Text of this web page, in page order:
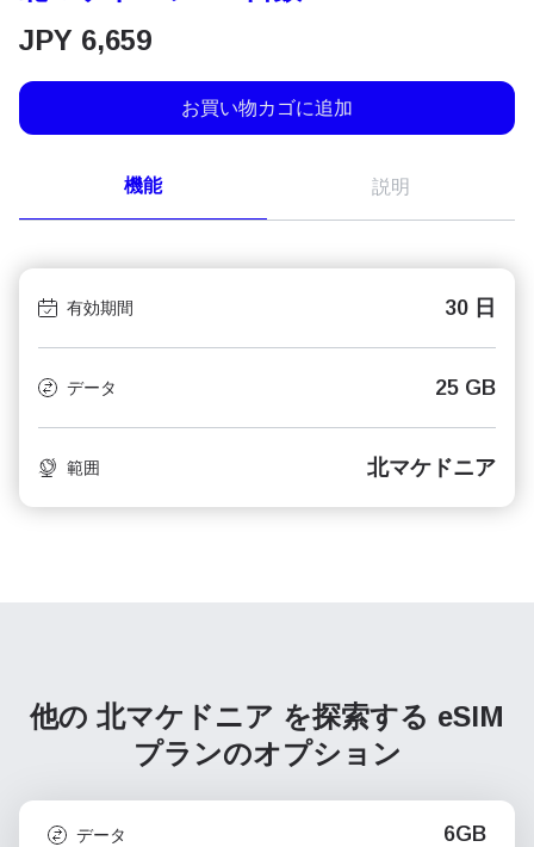
JPY 6,659
お買い物カゴに追加
機能 説明
有効期間 30 日
データ 25 GB
範囲 北マケドニア
他の 北マケドニア を探索する eSIM
プランのオプション
データ 6GB